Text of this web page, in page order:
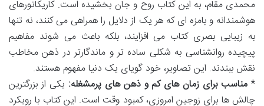
محمدی مقام، به این کتاب روح و جان بخشیده است. کاریکاتورهای
هوشمندانه و بامزه ای که هر یک از دلایل را همراهی می کنند، نه تنها
به زیبایی بصری کتاب می افزایند، بلکه باعث می شوند مفاهیم
پیچیده روانشناسی به شکلی ساده تر و ماندگارتر در ذهن مخاطب
نقش ببندند. این تصاویر، خود گویای یک دنیا مفهوم هستند.
* مناسب برای زمان های کم و ذهن های پرمشغله: یکی از بزرگترین
چالش ها برای زوجین امروزی، کمبود وقت است. این کتاب با رویکرد